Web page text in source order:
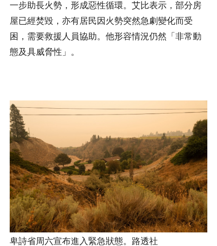
一步助長火勢，形成惡性循環。艾比表示，部分房
屋已經焚毀，亦有居民因火勢突然急劇變化而受
困，需要救援人員協助。他形容情況仍然「非常動
態及具威脅性」。
卑詩省周六宣布進入緊急狀態。路透社